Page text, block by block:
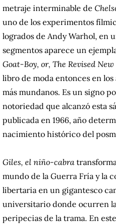
metraje interminable de
uno de los experimentos
logrados de Andy Warhol, en
segmentos aparece un
Goat-Boy, or, The Revised New
libro de moda entonces en los
más mundanos. Es un signo
notoriedad que alcanzó esta
publicada en 1966, año
nacimiento histórico del
Giles, el niño-cabra
mundo de la Guerra Fría y la
libertaria en un gigantesco
universitario donde ocurren
peripecias de la trama. En